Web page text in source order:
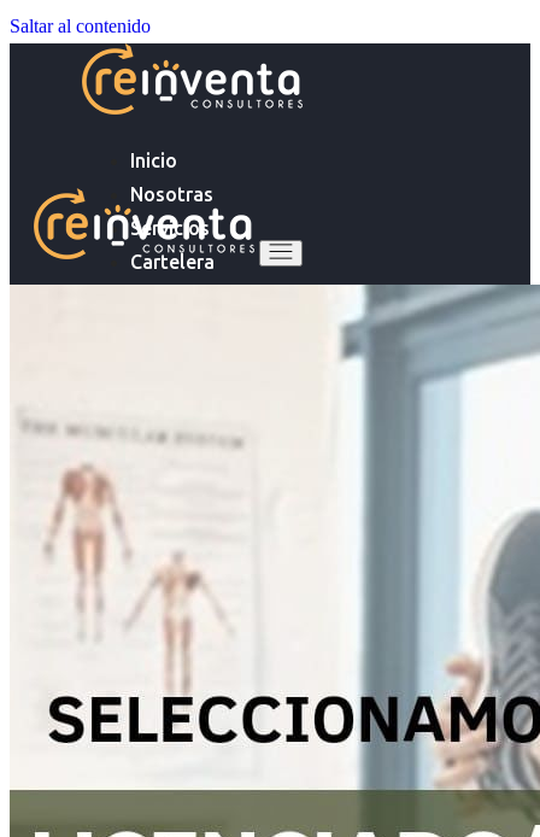
Saltar al contenido
Inicio
Nosotras
Servicios
Cartelera
Noticias
Contacto
Ingresa tu Curriculum